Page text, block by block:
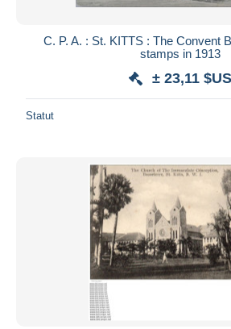
C. P. A. : St. KITTS : The Convent
stamps in 1913
± 23,11 $US
Statut